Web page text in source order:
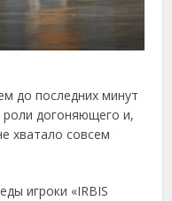
до последних минут
догоняющего и,
хватало совсем
игроки «IRBIS